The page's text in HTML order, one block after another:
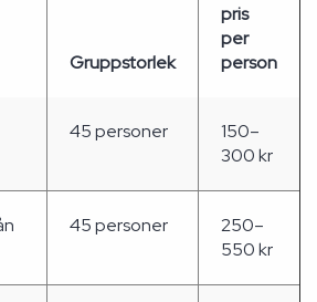
Gruppstorlek
pris
per
person
45 personer
150–
300 kr
45 personer
250–
550 kr